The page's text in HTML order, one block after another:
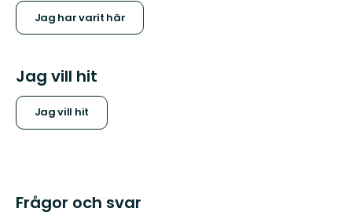
Jag har varit här
Jag vill hit
Jag vill hit
Frågor och svar